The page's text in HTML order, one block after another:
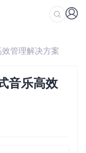
管理解决方案
音乐高效